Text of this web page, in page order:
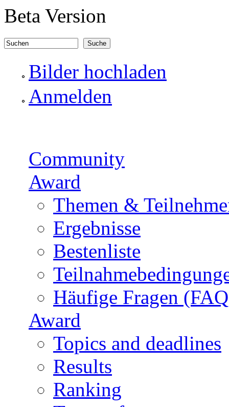
Direkt zum Inhalt
Beta Version
Suchformular
Bilder hochladen
Anmelden
Community
Award
Themen &
Ergebnisse
Bestenliste
Häufige Fragen
Award
Topics and deadlines
Results
Ranking